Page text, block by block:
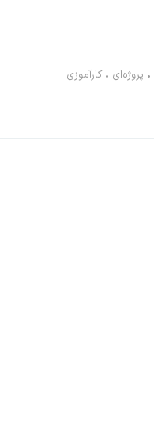
پروژه‌ای کارآموزی